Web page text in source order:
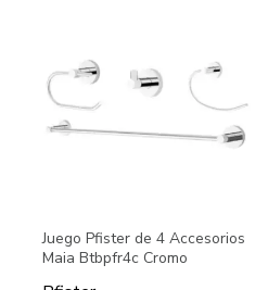
Juego Pfister de 4 Accesorios
Maia Btbpfr4c Cromo